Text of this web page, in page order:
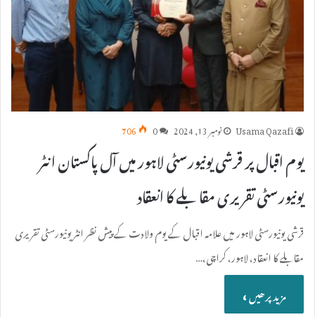
Usama Qazafi نومبر 13, 2024 0
706
یوم اقبال پر قرشی یونیورسٹی لاہور میں آل پاکستان انٹر
یونیورسٹی تقریری مقابلے کا انعقاد
قرشی یونیورسٹی لاہور میں علامہ اقبال کے یوم ولادت کے پیش نظر انٹر یونیورسٹی تقریری
مقابلے کا انعقاد، لاہور، کراچی،…
مزید پرھیں »